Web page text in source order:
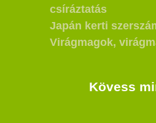
csíráztatás
Japán kerti
Virágmagok,
Kövess